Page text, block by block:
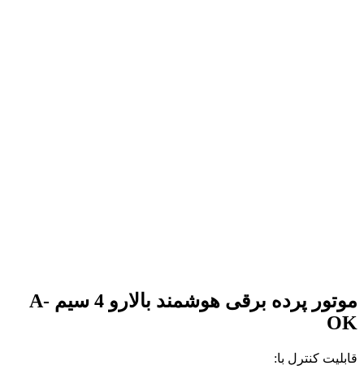
موتور پرده برقی هوشمند بالارو 4 سیم A-
OK
قابلیت کنترل با: